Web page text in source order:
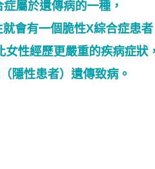
屬於遺傳病的一種，
會有一個脆性X綜合症患者
女性經歷更嚴重的疾病症狀
隱性患者）遺傳致病。